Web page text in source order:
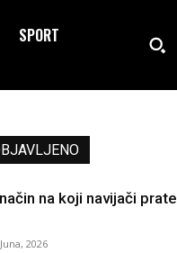
SPORT
na koji navijači prate
2026